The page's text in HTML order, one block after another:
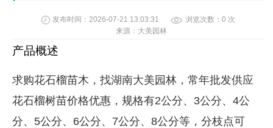
发布时间：2026-07-21 13:03:31 浏览次数： 0 次
来源： 大美园林
产品概述
求购花石榴苗木，找湖南大美园林，常年批发供应
花石榴树苗价格优惠，规格有2公分、3公分、4公
分、5公分、6公分、7公分、8公分等，分枝点可